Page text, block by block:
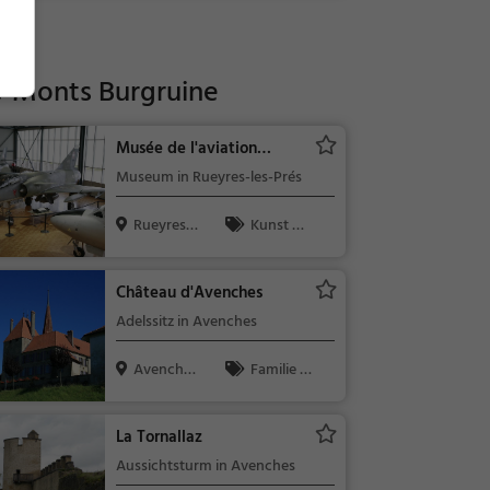
Burgruine
Musée de l'aviation
militaire de Payerne
Museum in Rueyres-les-Prés
Rueyres-le
Kunst &
Château d'Avenches
Adelssitz in Avenches
Avenches,
Familie &
La Tornallaz
Aussichtsturm in Avenches